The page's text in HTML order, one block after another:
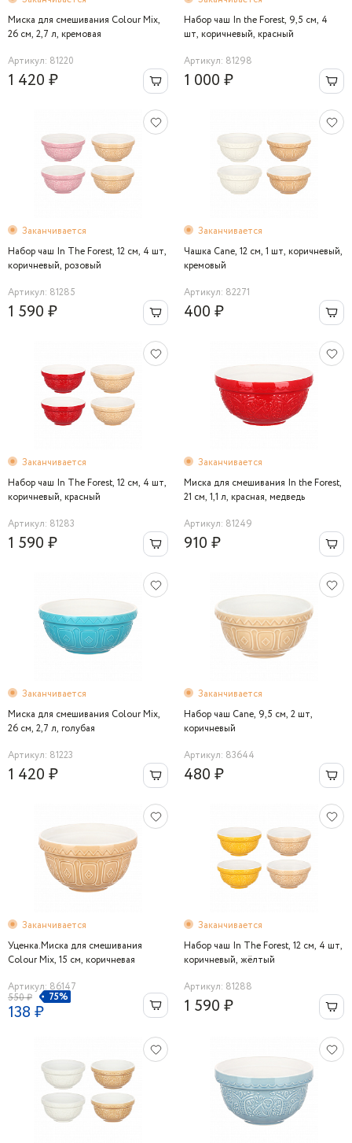
Миска для смешивания Colour Mix,
26 см, 2,7 л, кремовая
Артикул: 81220
1 420 ₽
Набор чаш In the Forest, 9,5 см, 4
шт, коричневый, красный
Артикул: 81298
1 000 ₽
Заканчивается
Набор чаш In The Forest, 12 см, 4 шт,
коричневый, розовый
Артикул: 81285
1 590 ₽
Заканчивается
Чашка Cane, 12 см, 1 шт, коричневый,
кремовый
Артикул: 82271
400 ₽
Заканчивается
Набор чаш In The Forest, 12 см, 4 шт,
коричневый, красный
Артикул: 81283
1 590 ₽
Заканчивается
Миска для смешивания In the Forest,
21 см, 1,1 л, красная, медведь
Артикул: 81249
910 ₽
Заканчивается
Миска для смешивания Colour Mix,
26 см, 2,7 л, голубая
Артикул: 81223
1 420 ₽
Заканчивается
Набор чаш Cane, 9,5 см, 2 шт,
коричневый
Артикул: 83644
480 ₽
Заканчивается
Уценка.Миска для смешивания
Colour Mix, 15 см, коричневая
Артикул: 86147
550 ₽
75%
138 ₽
Заканчивается
Набор чаш In The Forest, 12 см, 4 шт,
коричневый, жёлтый
Артикул: 81288
1 590 ₽